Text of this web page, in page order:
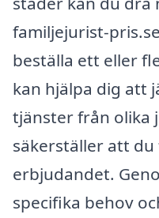
familjejurist-
beställa ett eller
kan hjälpa dig att
tjänster från olika
säkerställer att
erbjudandet.
specifika behov